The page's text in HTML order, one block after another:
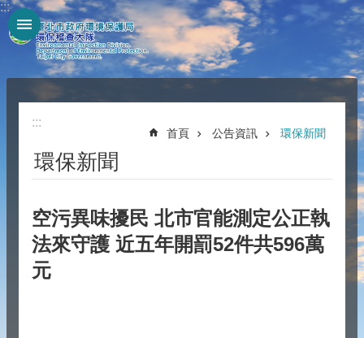
跳到主要內容區塊
:::
:::
首頁 公告資訊 環保新聞
環保新聞
空污異味擾民 北市官能測定公正執
法來守護 近五年開罰52件共596萬
元